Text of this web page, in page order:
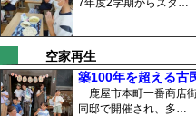
7年度2学期からスタ…
空家再生
築100年を超える古
鹿屋市本町一番商店
同邸で開催され、多…